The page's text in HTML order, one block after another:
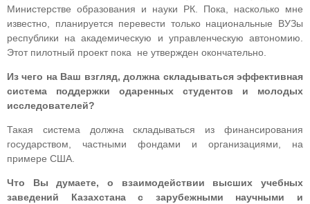
Министерстве образования и науки РК. Пока, насколько мне
известно, планируется перевести только национальные ВУЗы
республики на академическую и управленческую автономию.
Этот пилотный проект пока не утвержден окончательно.
Из чего на Ваш взгляд, должна складываться эффективная
система поддержки одаренных студентов и молодых
исследователей?
Такая система должна складываться из финансирования
государством, частными фондами и организациями, на
примере США.
Что Вы думаете, о взаимодействии высших учебных
заведений Казахстана с зарубежными научными и